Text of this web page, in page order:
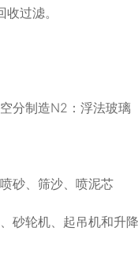
过滤。
分制造N2：浮法玻璃
砂、筛沙、喷泥芯
砂轮机、起吊机和升